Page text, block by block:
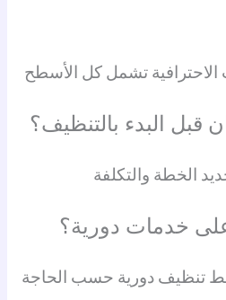
تشمل كل الأسطح
قبل البدء بالتنظيف؟
الخطة والتكلفة
خدمات دورية؟
تنظيف دورية حسب الحاجة